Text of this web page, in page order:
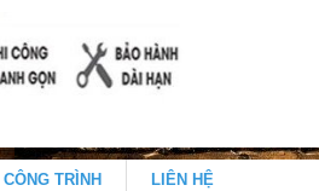
CÔNG TRÌNH LIÊN HỆ